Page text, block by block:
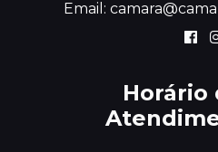
Email:
Horário